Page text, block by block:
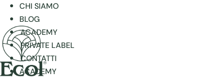
CHI SIAMO
BLOG
ACADEMY
PRIVATE LABEL
CONTATTI
ACADEMY